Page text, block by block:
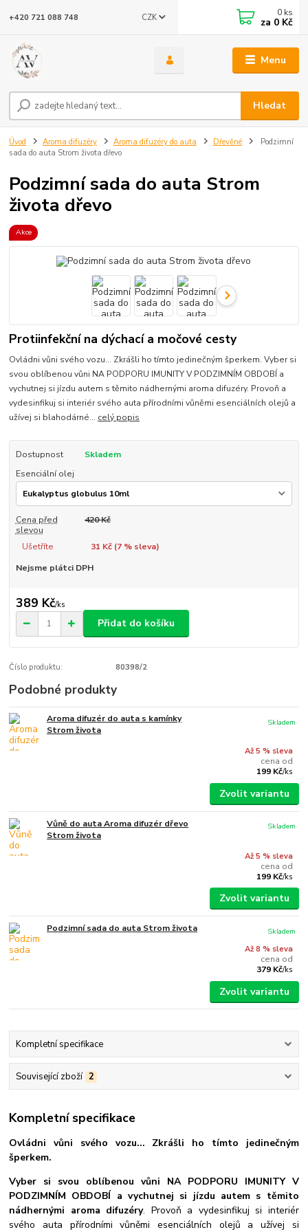
Menu
CZK
Hledat
+420 721 088 748 0 ks
za 0 Kč
Úvod Aroma difuzéry Aroma difuzéry do auta Dřevěné
Podzimní
sada do auta Strom života dřevo
Podzimní sada do auta Strom
života dřevo
Akce
Protiinfekční na dýchací a močové cesty
Ovládni vůni svého vozu... Zkrášli ho tímto jedinečným šperkem. Vyber si
svou oblíbenou vůni NA PODPORU IMUNITY V PODZIMNÍM OBDOBÍ a
vychutnej si jízdu autem s těmito nádhernými aroma difuzéry. Provoň a
vydesinfikuj si interiér svého auta přírodními vůněmi esenciálních olejů a
užívej si blahodárné... celý popis
Dostupnost
Skladem
Esenciální olej
Cena před
slevou
420 Kč
Ušetříte 31 Kč (7% sleva)
Nejsme plátci DPH
389 Kč/ks
Přidat do košíku
Číslo produktu: 80398/2
Podobné produkty
Aroma difuzér do auta s kamínky
Strom života
Až 5 % sleva
cena od
199 Kč/ks
Skladem
Zvolit variantu
Vůně do auta Aroma difuzér dřevo
Strom života
Až 5 % sleva
cena od
199 Kč/ks
Skladem
Zvolit variantu
Podzimní sada do auta Strom života
Až 8 % sleva
cena od
379 Kč/ks
Skladem
Zvolit variantu
Kompletní specifikace
Související zboží 2
Kompletní specifikace
Ovládni vůni svého vozu... Zkrášli ho tímto jedinečným
šperkem.
Vyber si svou oblíbenou vůni NA PODPORU IMUNITY V
PODZIMNÍM OBDOBÍ a vychutnej si jízdu autem s těmito
nádhernými aroma difuzéry. Provoň a vydesinfikuj si interiér
svého auta přírodními vůněmi esenciálních olejů a užívej si